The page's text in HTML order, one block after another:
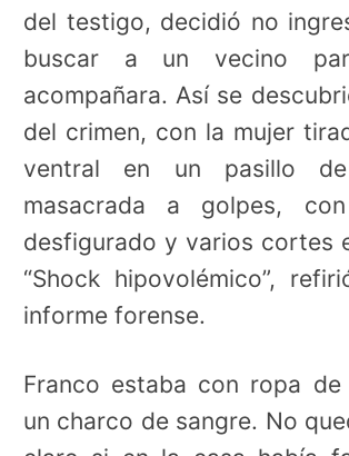
del testigo, decidió no
buscar a un vecino
acompañara. Así se
del crimen, con la mujer
ventral en un pasillo
masacrada a golpes,
desfigurado y varios cortes
“Shock hipovolémico”,
informe forense.
Franco estaba con ropa
un charco de sangre. No